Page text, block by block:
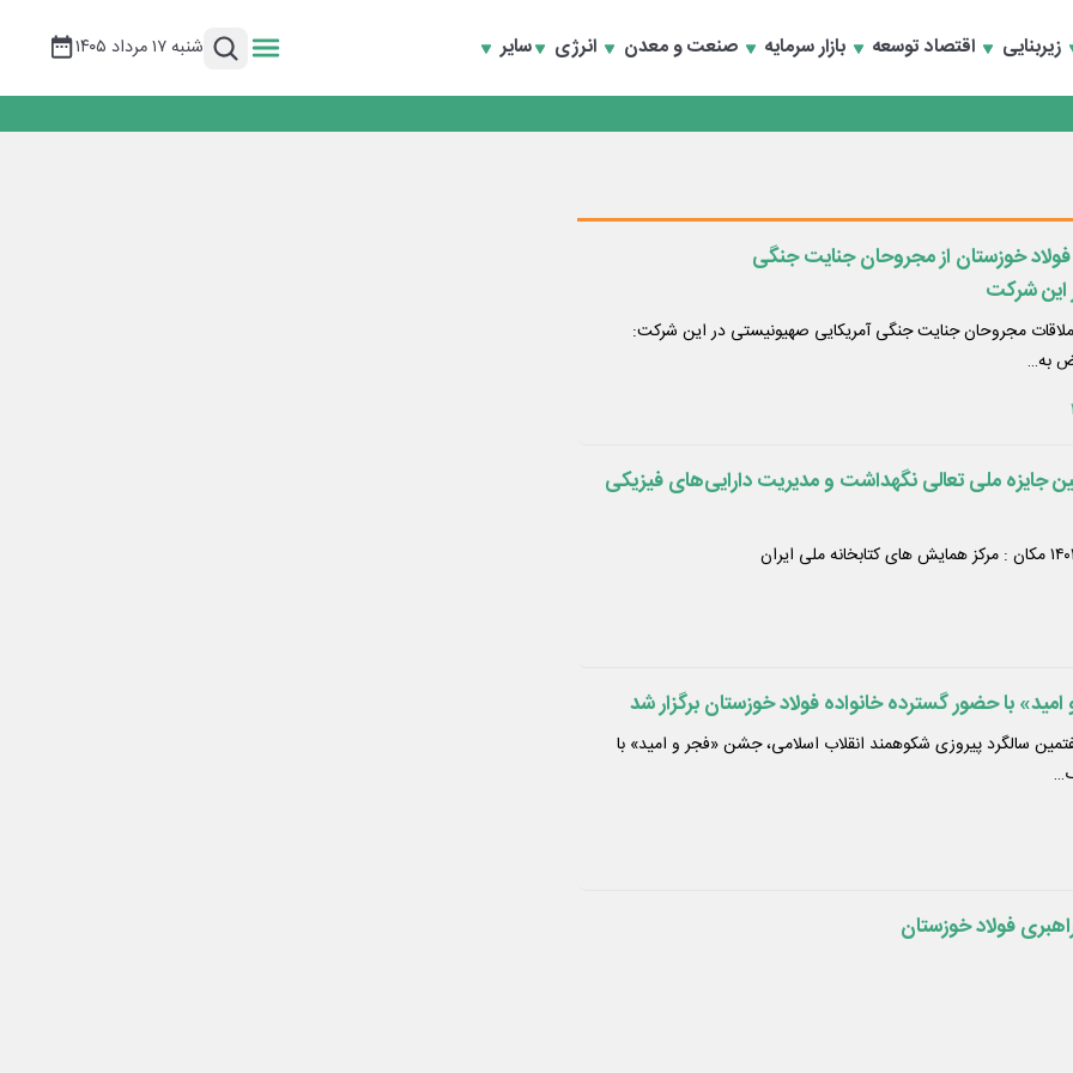
زیربنایی اقتصاد توسعه بازار سرمایه صنعت و معدن انرژی سایر شنبه ۱۷ مرداد ۱۴۰۵
خوزستان از مجروحان جنایت جنگی
این شرکت
ملاقات مجروحان جنایت جنگی آمریکایی صهیونیستی در این شرکت:
به…
ملی تعالی نگهداشت و مدیریت دارایی‌های فیزیکی
با حضور گسترده خانواده فولاد خوزستان برگزار شد
سالگرد پیروزی شکوهمند انقلاب اسلامی، جشن «فجر و امید» با